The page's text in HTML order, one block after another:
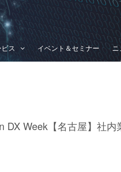
ス イベント＆セミナー ニ
DX Week【名古屋】社